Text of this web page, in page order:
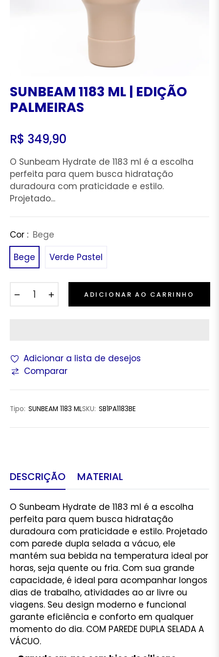
SUNBEAM 1183 ML | EDIÇÃO
PALMEIRAS
Preço
regular
R$ 349,90
O Sunbeam Hydrate de 1183 ml é a escolha
perfeita para quem busca hidratação
duradoura com praticidade e estilo.
Projetado...
Cor : Bege
Bege
Verde Pastel
ADICIONAR AO CARRINHO
Adicionar a lista de desejos
Comparar
Tipo: SUNBEAM 1183 MLSKU: SB1PA1183BE
DESCRIÇÃO MATERIAL
O Sunbeam Hydrate de 1183 ml é a escolha
perfeita para quem busca hidratação
duradoura com praticidade e estilo. Projetado
com parede dupla selada a vácuo, ele
mantém sua bebida na temperatura ideal por
horas, seja quente ou fria. Com sua grande
capacidade, é ideal para acompanhar longos
dias de trabalho, atividades ao ar livre ou
viagens. Seu design moderno e funcional
garante eficiência e conforto em qualquer
momento do dia. COM PAREDE DUPLA SELADA A
VÁCUO.